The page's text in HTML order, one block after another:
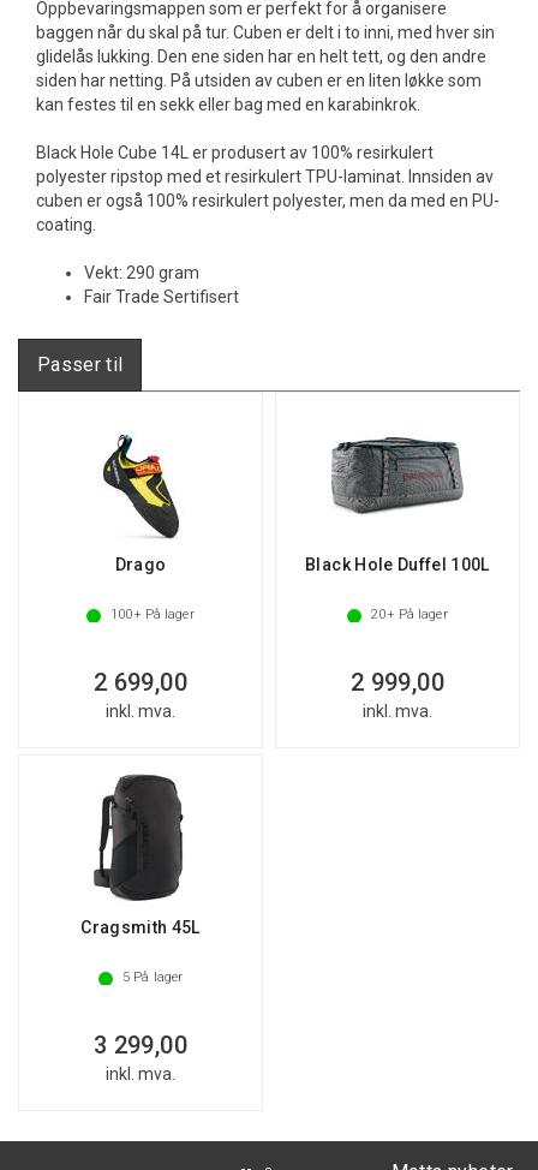
Oppbevaringsmappen som er perfekt for å organisere
baggen når du skal på tur. Cuben er delt i to inni, med hver sin
glidelås lukking. Den ene siden har en helt tett, og den andre
siden har netting. På utsiden av cuben er en liten løkke som
kan festes til en sekk eller bag med en karabinkrok.
Black Hole Cube 14L er produsert av 100% resirkulert
polyester ripstop med et resirkulert TPU-laminat. Innsiden av
cuben er også 100% resirkulert polyester, men da med en PU-
coating.
Vekt: 290 gram
Fair Trade Sertifisert
Passer til
Drago
100+På lager
2 699,00
inkl. mva.
Black Hole Duffel 100L
20+På lager
2 999,00
inkl. mva.
Cragsmith 45L
5 På lager
3 299,00
inkl. mva.